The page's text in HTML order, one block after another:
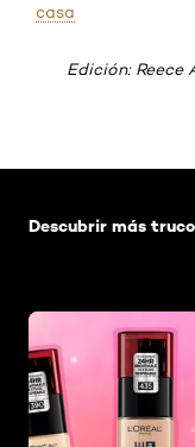
casa
Edición:
Descubrir más